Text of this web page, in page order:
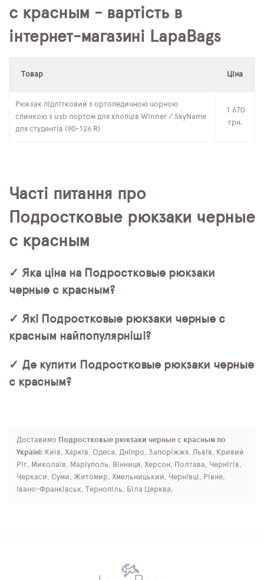
с красным - вартість в
інтернет-магазині LapaBags
Товар Ціна
Рюкзак підлітковий з ортопедичною чорною
спинкою з usb портом для хлопців Winner / SkyName
для студентів (90-126 R)
1 670
грн.
Часті питання про
Подростковые рюкзаки черные
с красным
✓ Яка ціна на Подростковые рюкзаки
черные с красным?
✓ Які Подростковые рюкзаки черные с
красным найпопулярніші?
✓ Де купити Подростковые рюкзаки черные
с красным?
Доставимо
Подростковые рюкзаки черные с красным по
Україні : Київ, Харків, Одеса, Дніпро, Запоріжжя, Львів, Кривий
Ріг, Миколаїв, Маріуполь, Вінниця, Херсон, Полтава, Чернігів,
Черкаси, Суми, Житомир, Хмельницький, Чернівці, Рівне,
Івано-Франківськ, Тернопіль, Біла Церква.